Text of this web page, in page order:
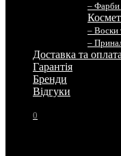
– Фарби
– Воски
–
Доставка та оплата
Гарантія
Бренди
Вiдгуки
0